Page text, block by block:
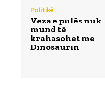
Politikë
Veza e pulës nuk
mund të
krahasohet me
Dinosaurin